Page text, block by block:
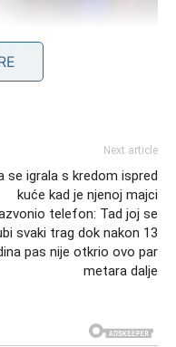
Next article
se igrala s kredom ispred
kuće kad je njenoj majci
telefon: Tad joj se
svaki trag dok nakon 13
pas nije otkrio ovo par
metara dalje